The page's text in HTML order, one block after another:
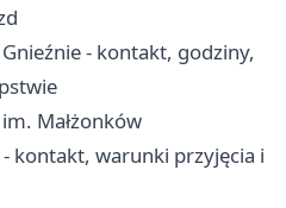
- kontakt, godziny,
Małżonków
kontakt, warunki przyjęcia i